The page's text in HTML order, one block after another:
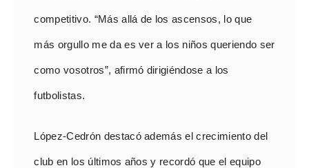
competitivo. “Más allá de los ascensos, lo que
más orgullo me da es ver a los niños queriendo ser
como vosotros”, afirmó dirigiéndose a los
futbolistas.
López-Cedrón destacó además el crecimiento del
club en los últimos años y recordó que el equipo